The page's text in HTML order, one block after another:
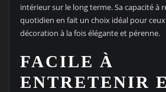
intérieur sur le long terme. Sa capacité à
quotidien en fait un choix idéal pour
décoration à la fois élégante et pérenne.
FACILE À
ENTRETENIR